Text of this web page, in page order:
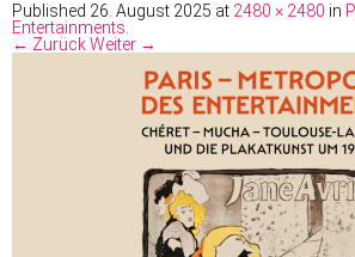
Published 26. August 2025 at 2480 × 2480 in
Entertainments.
← ZurückWeiter →